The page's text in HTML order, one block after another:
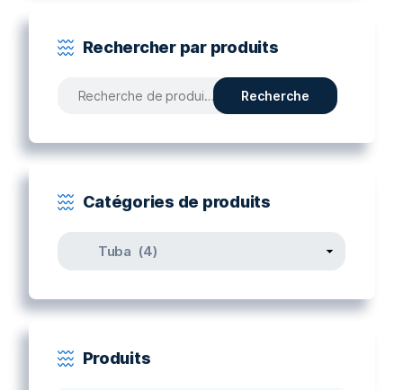
Rechercher par produits
Recherche
Recherche
Catégories de produits
Produits